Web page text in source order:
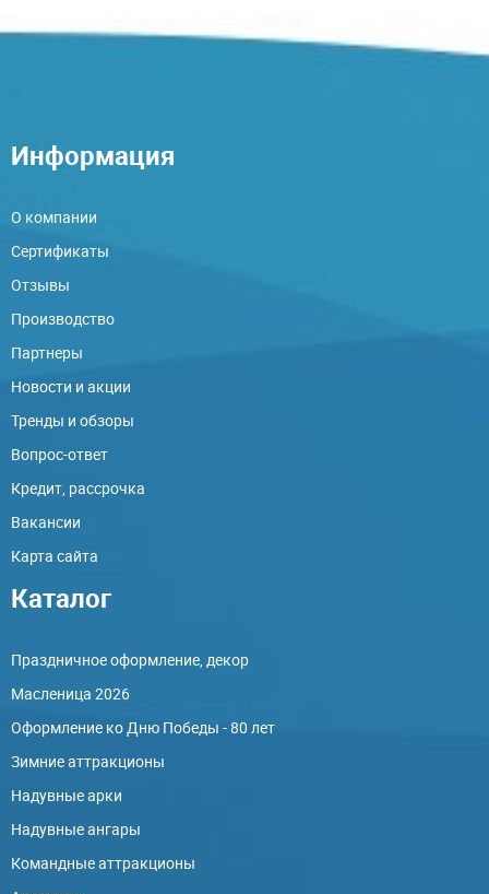
Информация
О компании
Сертификаты
Отзывы
Производство
Партнеры
Новости и акции
Тренды и обзоры
Вопрос-ответ
Кредит, рассрочка
Вакансии
Карта сайта
Каталог
Праздничное оформление, декор
Масленица 2026
Оформление ко Дню Победы - 80 лет
Зимние аттракционы
Надувные арки
Надувные ангары
Командные аттракционы